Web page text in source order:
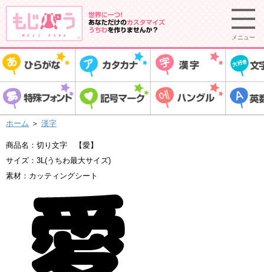
メニュー
ホーム ＞ 漢字
商品名：切り文字 【愛】
サイズ：3L(うちわ最大サイズ)
素材：カッティングシート